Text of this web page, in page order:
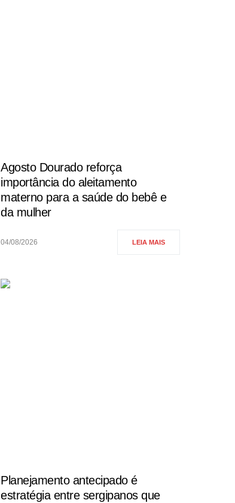
Agosto Dourado reforça
importância do aleitamento
materno para a saúde do bebê e
da mulher
04/08/2026 LEIA MAIS
Planejamento antecipado é
estratégia entre sergipanos que